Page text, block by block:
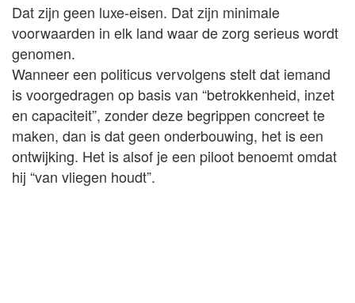
Dat zijn geen luxe-eisen. Dat zijn minimale
voorwaarden in elk land waar de zorg serieus wordt
genomen.
Wanneer een politicus vervolgens stelt dat iemand
is voorgedragen op basis van “betrokkenheid, inzet
en capaciteit”, zonder deze begrippen concreet te
maken, dan is dat geen onderbouwing, het is een
ontwijking. Het is alsof je een piloot benoemt omdat
hij “van vliegen houdt”.